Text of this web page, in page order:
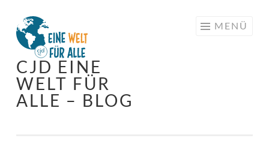
Springe
zum
Inhalt
CJD EINE
WELT FÜR
ALLE – BLOG
MENÜ